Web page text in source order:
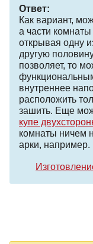
Ответ:
Как вариант,
а части
открывая одну
другую
позволяет, то
внутреннее
расположить
зашить. Еще
купе
комнаты ничем
арки, например.